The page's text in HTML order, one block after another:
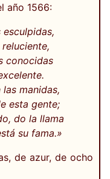
año 1566:
esculpidas,
conocidas
manidas,
esta gente;
do la llama
su fama.»
de azur, de ocho